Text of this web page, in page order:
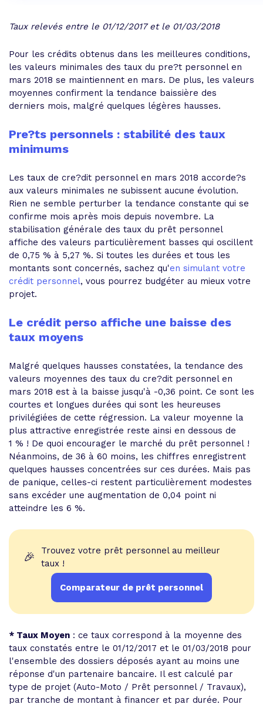
Taux relevés entre le 01/12/2017 et le 01/03/2018
Pour les crédits obtenus dans les meilleures conditions,
les valeurs minimales des taux du pre?t personnel en
mars 2018 se maintiennent en mars. De plus, les valeurs
moyennes confirment la tendance baissière des
derniers mois, malgré quelques légères hausses.
Pre?ts personnels : stabilité des taux
minimums
Les taux de cre?dit personnel en mars 2018 accorde?s
aux valeurs minimales ne subissent aucune évolution.
Rien ne semble perturber la tendance constante qui se
confirme mois après mois depuis novembre. La
stabilisation générale des taux du prêt personnel
affiche des valeurs particulièrement basses qui oscillent
de 0,75 % à 5,27 %. Si toutes les durées et tous les
montants sont concernés, sachez qu'en simulant votre
crédit personnel, vous pourrez budgéter au mieux votre
projet.
Le crédit perso affiche une baisse des
taux moyens
Malgré quelques hausses constatées, la tendance des
valeurs moyennes des taux du cre?dit personnel en
mars 2018 est à la baisse jusqu'à -0,36 point. Ce sont les
courtes et longues durées qui sont les heureuses
privilégiées de cette régression. La valeur moyenne la
plus attractive enregistrée reste ainsi en dessous de
1 % ! De quoi encourager le marché du prêt personnel !
Néanmoins, de 36 à 60 moins, les chiffres enregistrent
quelques hausses concentrées sur ces durées. Mais pas
de panique, celles-ci restent particulièrement modestes
sans excéder une augmentation de 0,04 point ni
atteindre les 6 %.
🎉
Trouvez votre prêt personnel au meilleur
taux !
Comparateur de prêt personnel
* Taux Moyen : ce taux correspond à la moyenne des
taux constatés entre le 01/12/2017 et le 01/03/2018 pour
l'ensemble des dossiers déposés ayant au moins une
réponse d'un partenaire bancaire. Il est calculé par
type de projet (Auto-Moto / Prêt personnel / Travaux),
par tranche de montant à financer et par durée. Pour